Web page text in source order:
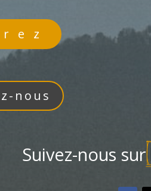
nous
Suivez-nous sur